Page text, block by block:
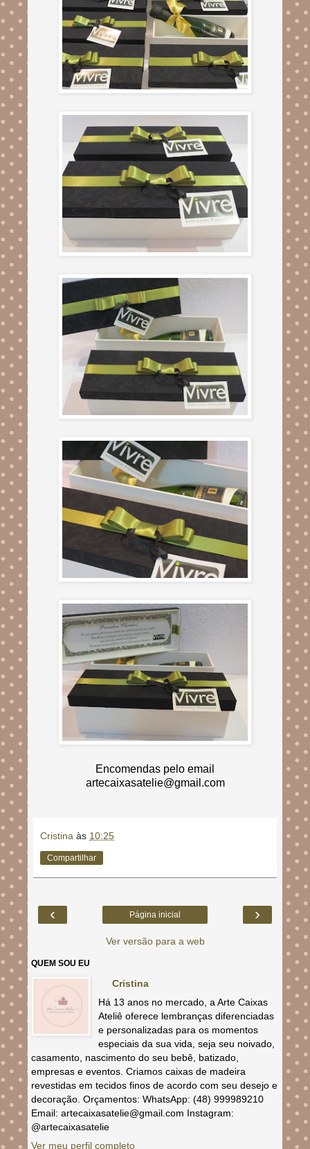
Encomendas pelo email
artecaixasatelie@gmail.com
Cristina às 10:25
Compartilhar
‹ ›
Página inicial
Ver versão para a web
QUEM SOU EU
Cristina
Há 13 anos no mercado, a Arte Caixas
Ateliê oferece lembranças diferenciadas
e personalizadas para os momentos
especiais da sua vida, seja seu noivado,
casamento, nascimento do seu bebê, batizado,
empresas e eventos. Criamos caixas de madeira
revestidas em tecidos finos de acordo com seu desejo e
decoração. Orçamentos: WhatsApp: (48) 999989210
Email: artecaixasatelie@gmail.com Instagram:
@artecaixasatelie
Ver meu perfil completo